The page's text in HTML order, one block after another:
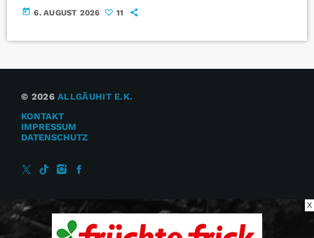
today 6. AUGUST 2026 11
© 2026ALLGÄUHIT E.K.
KONTAKT
IMPRESSUM
DATENSCHUTZ
X